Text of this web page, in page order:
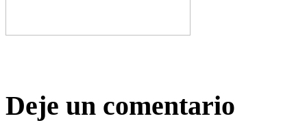
Deje un comentario